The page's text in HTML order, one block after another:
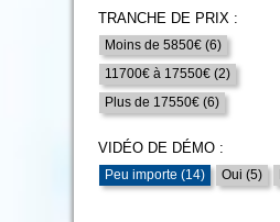
TRANCHE DE PRIX :
Moins de 5850€ (6)
11700€ à 17550€ (2)
Plus de 17550€ (6)
VIDÉO DE DÉMO :
Peu importe (14) Oui (5)